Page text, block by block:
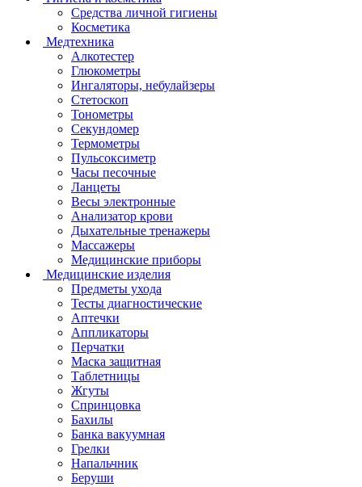
Средства личной гигиены
Косметика
Медтехника
Алкотестер
Глюкометры
Ингаляторы, небулайзеры
Стетоскоп
Тонометры
Секундомер
Термометры
Пульсоксиметр
Часы песочные
Ланцеты
Весы электронные
Анализатор крови
Дыхательные тренажеры
Массажеры
Медицинские приборы
Медицинские изделия
Предметы ухода
Тесты диагностические
Аптечки
Аппликаторы
Перчатки
Маска защитная
Таблетницы
Жгуты
Спринцовка
Бахилы
Банка вакуумная
Грелки
Напальчник
Беруши